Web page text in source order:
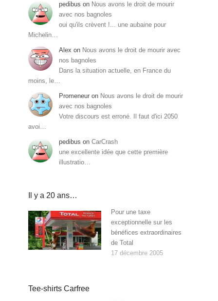
pedibus on Nous avons le droit de mourir
avec nos bagnoles
oui qu'ils crèvent !... une aubaine pour
Michelin…
Alex on Nous avons le droit de mourir avec
nos bagnoles
Dans la situation actuelle, en France du
moins, le…
Promeneur on Nous avons le droit de mourir
avec nos bagnoles
Votre discours est erroné. Il faut d'ici 2050
avoi…
pedibus on CarCrash
une excellente idée que cette première
illustratio…
Il y a 20 ans…
Pour une taxe
exceptionnelle sur les
bénéfices extraordinaires
de Total
17 décembre 2005
Tee-shirts Carfree